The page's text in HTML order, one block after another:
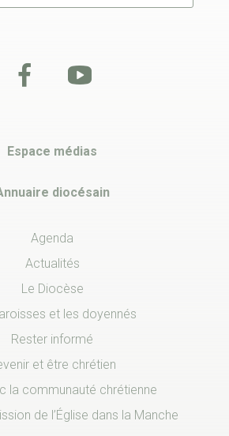
Espace médias
diocésain
Agenda
Actualités
Le Diocèse
et les doyennés
Rester informé
et être chrétien
la communauté chrétienne
de l’Église dans la Manche